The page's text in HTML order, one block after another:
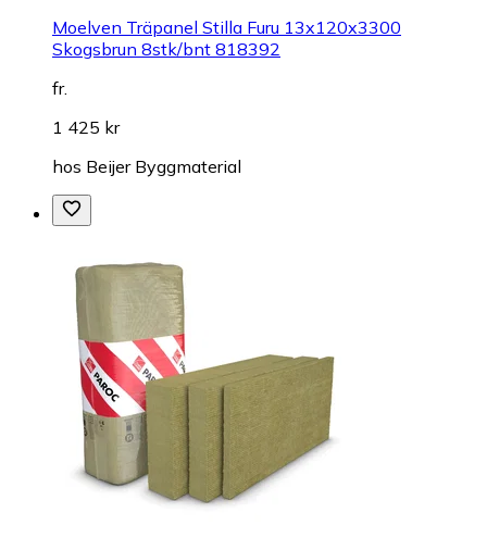
Moelven Träpanel Stilla Furu 13x120x3300
Skogsbrun 8stk/bnt 818392
fr.
1 425 kr
hos Beijer Byggmaterial